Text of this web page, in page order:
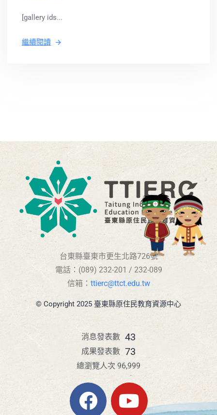
[gallery ids...
繼續閱讀
台東縣臺東市更生北路726號
電話：(089) 232-201 / 232-089
信箱： ttierc@ttct.edu.tw
© Copyright 2025 臺東縣原住民教育資源中心
43
消息發表數
73
成果發表數
總瀏覽人次 96,999